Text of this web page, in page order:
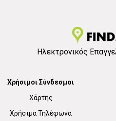
Ηλεκτρονικός
Χρήσιμοι Σύνδεσμοι
Χάρτης
Χρήσιμα Τηλέφωνα